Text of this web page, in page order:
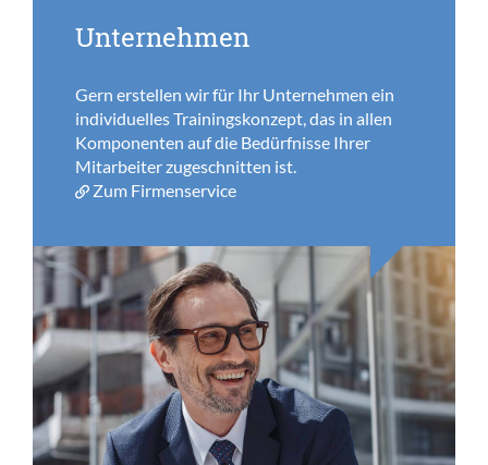
Unternehmen
Gern erstellen wir für Ihr Unternehmen ein
individuelles Trainingskonzept, das in allen
Komponenten auf die Bedürfnisse Ihrer
Mitarbeiter zugeschnitten ist.
Zum Firmenservice